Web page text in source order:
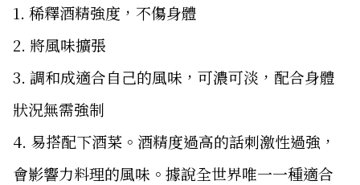
1. 稀釋酒精強度，不傷身體
2. 將風味擴張
3. 調和成適合自己的風味，可濃可淡，配合身體
狀況無需強制
4. 易搭配下酒菜。酒精度過高的話刺激性過強，
會影響力料理的風味。據說全世界唯一一種適合